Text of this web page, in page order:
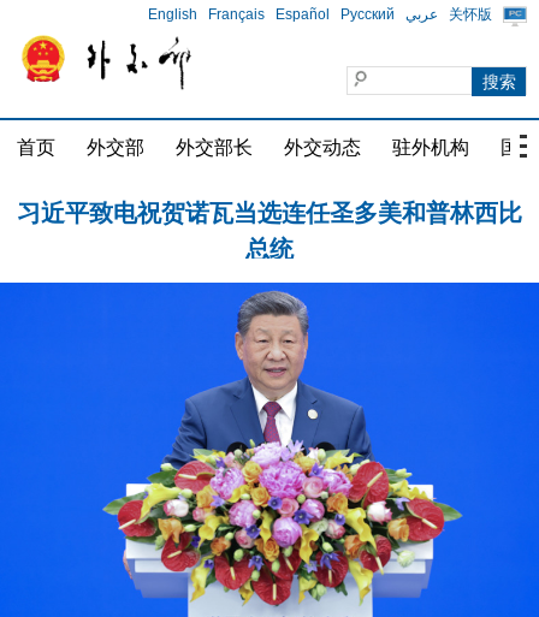
English Français Español Русский عربي 关怀版
首页 外交部 外交部长 外交动态 驻外机构 国
习近平同巴西总统卢拉通电话
习近平致电祝贺诺瓦当选连任圣多美和普林西比
总统
习近平同斯洛伐克总统佩列格里尼会谈
习近平同巴西总统卢拉通电话
习近平致电祝贺诺瓦当选连任圣多美和普林西比
总统